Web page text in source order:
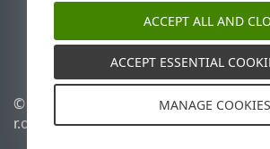
Форум ESET
ESET Status Portal
Регіональна підтримка
© 1992 - 2026 ESET, spol. s
r.o. - Усі права захищено.
ACCEPT ALL AND
ACCEPT ESSENTIAL
MANAGE COOKIES